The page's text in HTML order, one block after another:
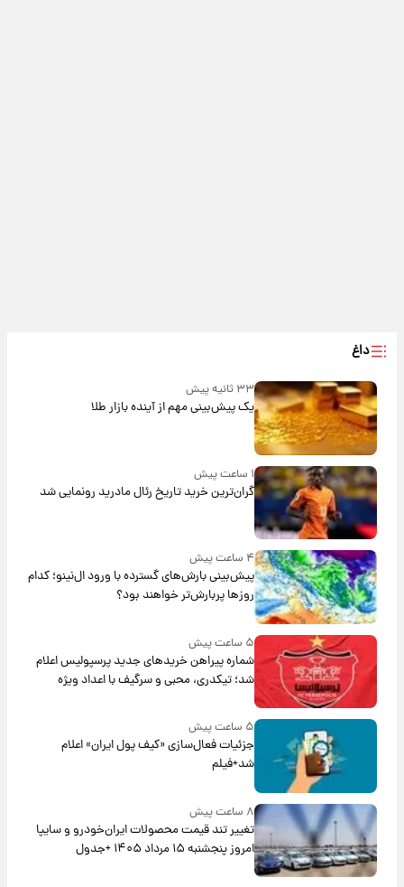
داغ
۳۳ ثانیه پیش
یک پیش‌بینی مهم از آینده بازار طلا
۱ ساعت پیش
گران‌ترین خرید تاریخ رئال مادرید رونمایی شد
۴ ساعت پیش
پیش‌بینی بارش‌های گسترده با ورود ال‌نینو؛ کدام
روزها پربارش‌تر خواهند بود؟
۵ ساعت پیش
شماره پیراهن خریدهای جدید پرسپولیس اعلام
شد؛ تیکدری، محبی و سرگیف با اعداد ویژه
۵ ساعت پیش
جزئیات فعال‌سازی «کیف پول ایران» اعلام
شد+فیلم
۸ ساعت پیش
تغییر تند قیمت محصولات ایران‌خودرو و سایپا
امروز پنجشنبه ۱۵ مرداد ۱۴۰۵ +جدول